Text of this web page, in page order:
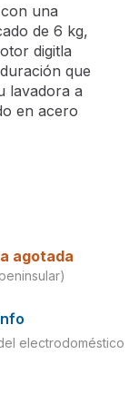
una
de 6 kg,
digitla
que
lavadora a
en acero
agotada
electrodoméstico